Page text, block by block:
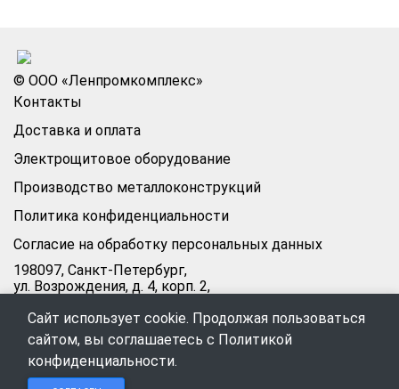
© ООО «Ленпромкомплекс»
Контакты
Доставка и оплата
Электрощитовое оборудование
Производство металлоконструкций
Политика конфиденциальности
Согласие на обработку персональных данных
198097, Санкт-Петербург,
ул. Возрождения, д. 4, корп. 2,
Режим работы офиса:
Пн–Пт: 09:00–18:00
+7 (812) 309-98-44
Сайт использует cookie. Продолжая пользоваться
сайтом, вы соглашаетесь с Политикой
конфиденциальности.